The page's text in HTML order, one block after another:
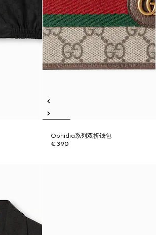
Ophidia系列双折钱包
€ 390